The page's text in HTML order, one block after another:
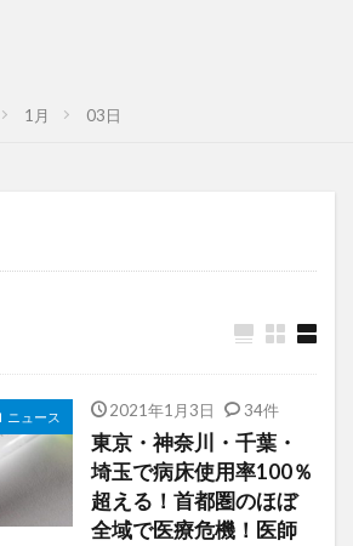
1月 03日
ニュース 2021年1月3日 34件
東京・神奈川・千葉・
埼玉で病床使用率100％
超える！首都圏のほぼ
全域で医療危機！医師